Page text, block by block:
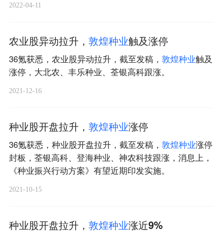
2022-04-11
农业股异动拉升， 敦煌种业触及涨停
36氪获悉，农业股异动拉升，截至发稿， 敦煌种业触及
涨停，大北农、丰乐种业、荃银高科跟涨。
2021-12-16
种业股开盘拉升， 敦煌种业涨停
36氪获悉，种业股开盘拉升，截至发稿， 敦煌种业涨停
封板，荃银高科、登海种业、神农科技跟涨，消息上，
《种业振兴行动方案》有望近期印发实施。
2021-10-15
种业股开盘拉升， 敦煌种业涨近9%